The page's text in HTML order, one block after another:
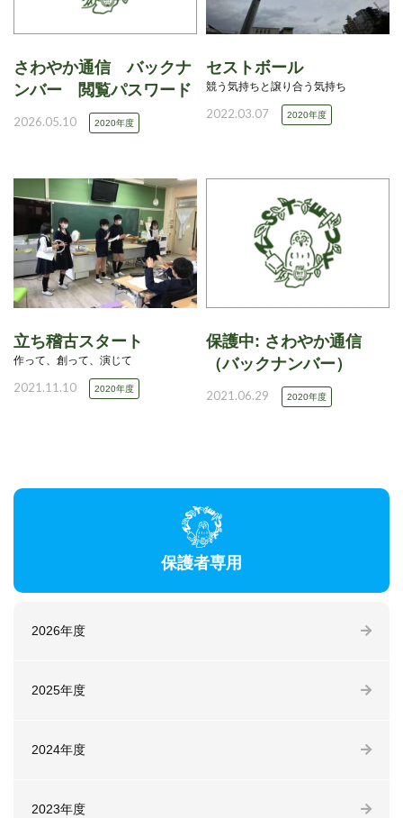
さわやか通信 バックナ
ンバー 閲覧パスワード
2026.05.10 2020年度
セストボール
競う気持ちと譲り合う気持ち
2022.03.07 2020年度
立ち稽古スタート
作って、創って、演じて
2021.11.10 2020年度
保護中: さわやか通信
（バックナンバー）
2021.06.29 2020年度
保護者専用
2026年度
2025年度
2024年度
2023年度